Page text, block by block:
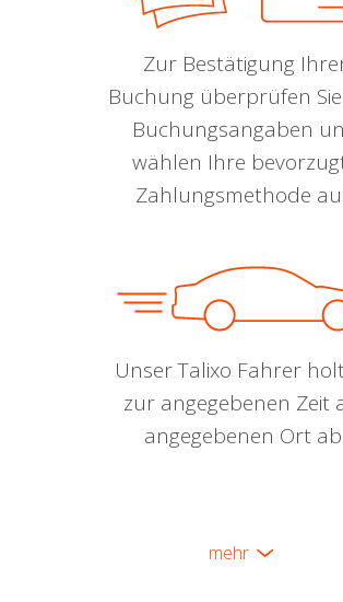
Zur Bestätigung
Buchung überprüfen
Buchungsangaben
wählen Ihre
Zahlungsmethode
Unser Talixo Fahrer
zur angegebenen Zeit
angegebenen Ort ab.
mehr